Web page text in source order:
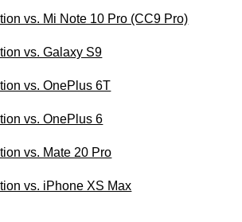
vs. Mi Note 10 Pro (CC9 Pro)
vs. Galaxy S9
vs. OnePlus 6T
vs. OnePlus 6
vs. Mate 20 Pro
vs. iPhone XS Max